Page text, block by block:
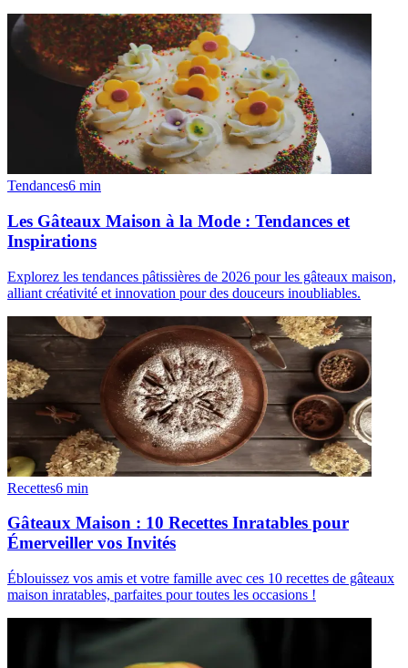
Tendances6 min
Les Gâteaux Maison à la Mode : Tendances et
Inspirations
Explorez les tendances pâtissières de 2026 pour les gâteaux maison,
alliant créativité et innovation pour des douceurs inoubliables.
Recettes6 min
Gâteaux Maison : 10 Recettes Inratables pour
Émerveiller vos Invités
Éblouissez vos amis et votre famille avec ces 10 recettes de gâteaux
maison inratables, parfaites pour toutes les occasions !